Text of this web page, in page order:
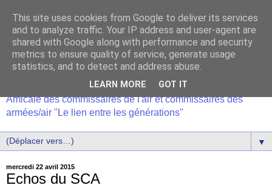
Amicale des commissaires de l'air et commissaires des
armées/air "Le lien entre les générations"
▼
mercredi 22 avril 2015
Echos du SCA
This site uses cookies from Google to deliver its services
and to analyze traffic. Your IP address and user-agent are
shared with Google along with performance and security
metrics to ensure quality of service, generate usage
statistics, and to detect and address abuse.
LEARN MORE GOT IT